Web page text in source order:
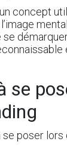
concept
se
se
poser